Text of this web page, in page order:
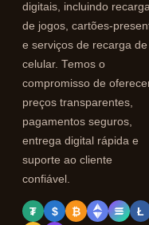
digitais, incluindo
de jogos, cartões-
e serviços de recarga de
celular. Temos o
compromisso de
preços transparentes,
pagamentos seguros,
entrega digital rápida e
suporte ao cliente
confiável.
₮ $ ₿ Ł